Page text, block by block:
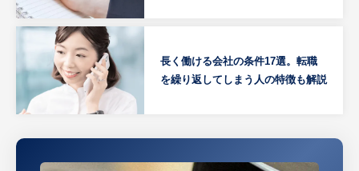
長く働ける会社の条件17選。転職
を繰り返してしまう人の特徴も解説